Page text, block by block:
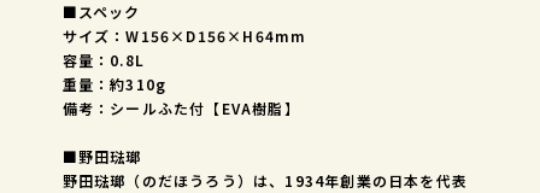
■スペック
サイズ：W156×D156×H64mm
容量：0.8L
重量：約310g
備考：シールふた付【EVA樹脂】
■野田琺瑯
野田琺瑯（のだほうろう）は、1934年創業の日本を代表